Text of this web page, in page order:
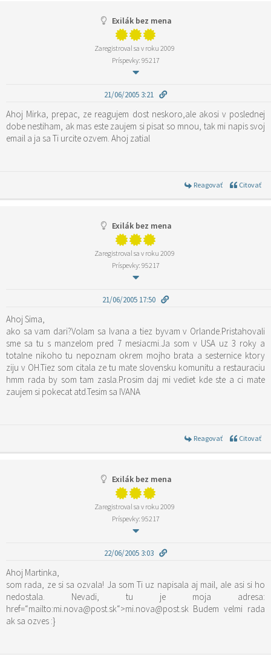
Exilák bez mena
Zaregistroval sa v roku 2009
Príspevky: 95217
21/06/2005 3:21
Ahoj Mirka, prepac, ze reagujem dost neskoro,ale akosi v poslednej
dobe nestiham, ak mas este zaujem si pisat so mnou, tak mi napis svoj
email a ja sa Ti urcite ozvem. Ahoj zatial
Reagovať Citovať
Exilák bez mena
Zaregistroval sa v roku 2009
Príspevky: 95217
21/06/2005 17:50
Ahoj Sima,
ako sa vam dari?Volam sa Ivana a tiez byvam v Orlande.Pristahovali
sme sa tu s manzelom pred 7 mesiacmi.Ja som v USA uz 3 roky a
totalne nikoho tu nepoznam okrem mojho brata a sesternice ktory
ziju v OH.Tiez som citala ze tu mate slovensku komunitu a restauraciu
hmm rada by som tam zasla.Prosim daj mi vediet kde ste a ci mate
zaujem si pokecat atd.Tesim sa IVANA
Reagovať Citovať
Exilák bez mena
Zaregistroval sa v roku 2009
Príspevky: 95217
22/06/2005 3:03
Ahoj Martinka,
som rada, ze si sa ozvala! Ja som Ti uz napisala aj mail, ale asi si ho
nedostala. Nevadi, tu je moja adresa:
href=“mailto:mi.nova@post.sk“>mi.nova@post.sk Budem velmi rada
ak sa ozves :}